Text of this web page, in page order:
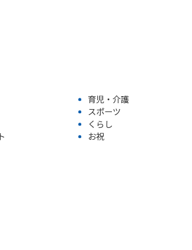
育児・介護
スポーツ
くらし
お祝